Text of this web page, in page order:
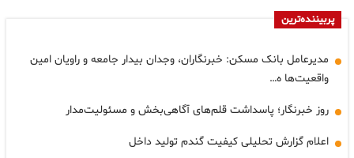
پربیننده‌ترین
مدیرعامل بانک مسکن: خبرنگاران، وجدان بیدار جامعه و راویان امین
واقعیت‌ها ه…
روز خبرنگار؛ پاسداشت قلم‌های آگاهی‌بخش و مسئولیت‌مدار
اعلام گزارش تحلیلی کیفیت گندم تولید داخل